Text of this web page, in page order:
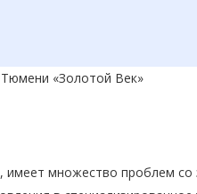
«Золотой Век»
имеет множество проблем